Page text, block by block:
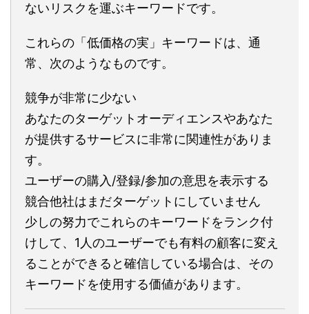
ないリスクを運ぶキーワードです。
これらの「低価格の実」キーワードは、通
常、次のようなものです。
競争が非常に少ない
あなたのターゲットオーディエンスやあなた
が提供するサービスに非常に関連性がありま
す。
ユーザーの購入/登録/参加の意思を表示する
競合他社はまだターゲットにしていません
少しの努力でこれらのキーワードをランク​​付
けして、1人のユーザーでも有料の顧客に変え
ることができると確信している場合は、その
キーワードを使用する価値があります。